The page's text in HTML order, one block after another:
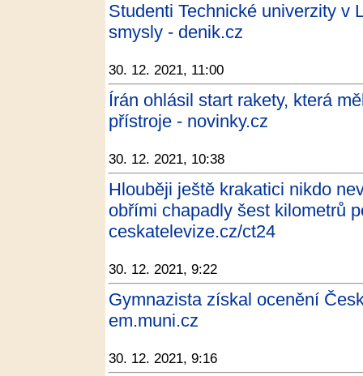
Studenti Technické univerzity v
smysly - denik.cz
30. 12. 2021, 11:00
Írán ohlásil start rakety, která
přístroje - novinky.cz
30. 12. 2021, 10:38
Hlouběji ještě krakatici nikdo
obřími chapadly šest kilometrů
ceskatelevize.cz/ct24
30. 12. 2021, 9:22
Gymnazista získal ocenění
em.muni.cz
30. 12. 2021, 9:16